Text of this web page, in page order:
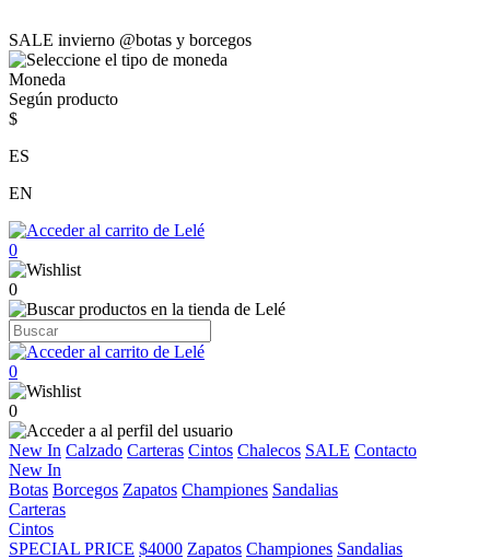
SALE invierno @botas y borcegos
Moneda
Según producto
$
ES
EN
0
0
0
0
New In Calzado Carteras Cintos Chalecos SALE Contacto
New In
Botas Borcegos Zapatos Championes Sandalias
Carteras
Cintos
SPECIAL PRICE $4000 Zapatos Championes Sandalias